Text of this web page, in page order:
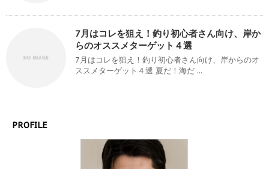
7月はコレを狙え！釣り初心者さん向け、岸か
らのオススメターゲット４選
7月はコレを狙え！釣り初心者さん向け、岸からのオ
ススメターゲット４選 夏だ！海だ ...
PROFILE